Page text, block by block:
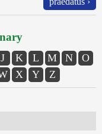
J K L M N
O
X Y Z